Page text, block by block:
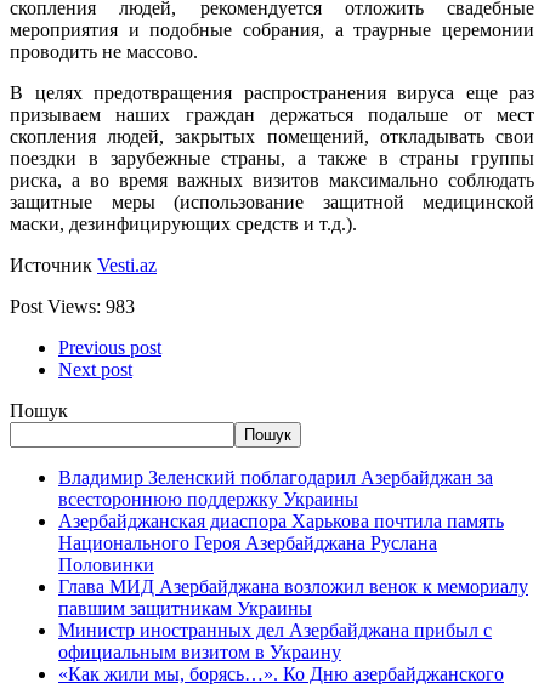
скопления людей, рекомендуется отложить свадебные
мероприятия и подобные собрания, а траурные церемонии
проводить не массово.
В целях предотвращения распространения вируса еще раз
призываем наших граждан держаться подальше от мест
скопления людей, закрытых помещений, откладывать свои
поездки в зарубежные страны, а также в страны группы
риска, а во время важных визитов максимально соблюдать
защитные меры (использование защитной медицинской
маски, дезинфицирующих средств и т.д.).
Источник Vesti.az
Post Views: 983
Previous post
Next post
Пошук
Пошук
Владимир Зеленский поблагодарил Азербайджан за
всестороннюю поддержку Украины
Азербайджанская диаспора Харькова почтила память
Национального Героя Азербайджана Руслана
Половинки
Глава МИД Азербайджана возложил венок к мемориалу
павшим защитникам Украины
Министр иностранных дел Азербайджана прибыл с
официальным визитом в Украину
«Как жили мы, борясь…». Ко Дню азербайджанского